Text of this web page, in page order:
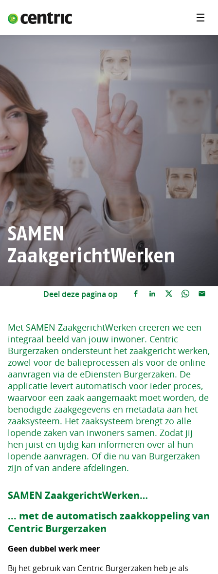
Oplossingen
Over Centric
Contact
Careers
Insights
SAMEN
ZaakgerichtWerken
Deel deze pagina op
Met SAMEN ZaakgerichtWerken creëren we een
integraal beeld van jouw inwoner. Centric
Burgerzaken ondersteunt het zaakgericht werken,
zowel voor de balieprocessen als voor de online
aanvragen via de eDiensten Burgerzaken. De
applicatie levert automatisch voor ieder proces,
waarvoor een zaak aangemaakt moet worden, de
benodigde zaakgegevens en metadata aan het
zaaksysteem. Het zaaksysteem brengt zo alle
lopende zaken van inwoners samen. Zodat jij
hen juist en tijdig kan informeren over al hun
lopende aanvragen. Of die nu van Burgerzaken
zijn of van andere afdelingen.
SAMEN ZaakgerichtWerken…
... met de automatisch zaakkoppeling van
Centric Burgerzaken
Geen dubbel werk meer
Bij het gebruik van Centric Burgerzaken heb je als